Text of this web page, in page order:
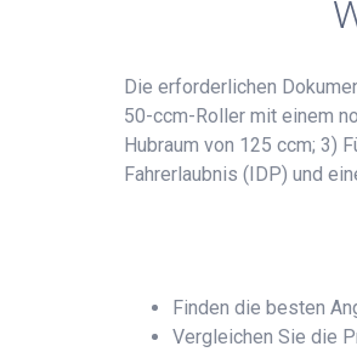
Die erforderlichen
50-ccm-Roller mit einem
Hubraum von 125 ccm; 3)
Fahrerlaubnis (IDP) und
Finden die besten
Vergleichen Sie die